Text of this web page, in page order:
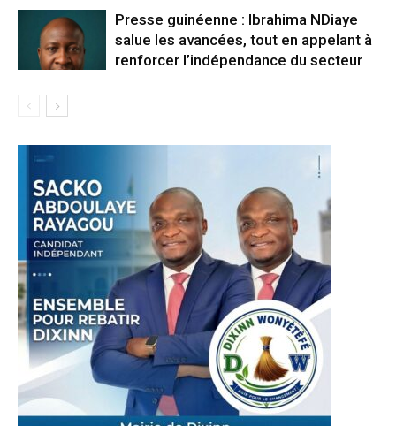
Presse guinéenne : Ibrahima NDiaye
salue les avancées, tout en appelant à
renforcer l’indépendance du secteur